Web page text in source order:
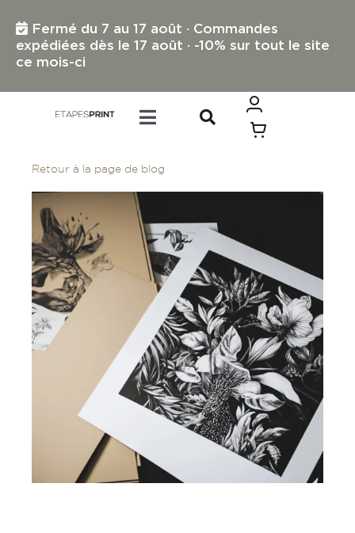
contenuFermé du 7 au 17 août · Commandes
expédiées dès le 17 août · -10% sur tout le site
ce mois-ci
Toggle
IMPRESSION PETIT FORMAT
IMPRESSION GRAND FORMAT
PROFESSIONNELS
Retour à la page de blog